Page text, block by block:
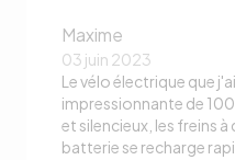
Maxime
03 juin 2023
Le vélo électrique que
impressionnante de
et silencieux, les freins
batterie se recharge